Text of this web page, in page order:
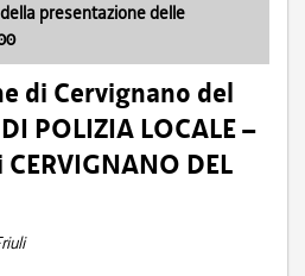
presentazione delle
di Cervignano del
POLIZIA LOCALE –
DEL